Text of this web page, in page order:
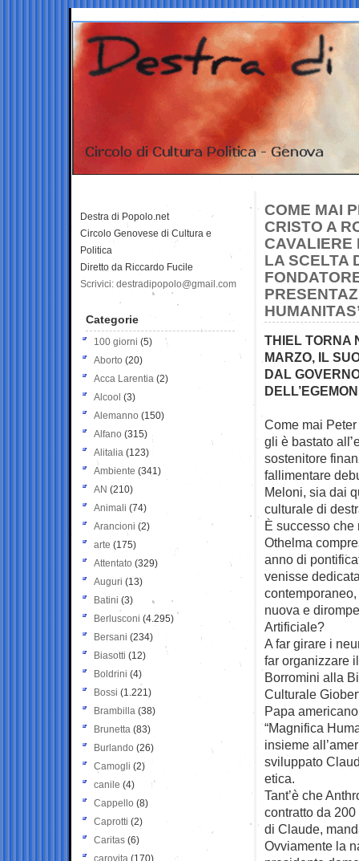
COME MAI
CRISTO A
CAVALIERE
LA SCELTA
THIEL TORNA
MARZO, IL
DAL
Come mai
gli è bastato
sostenitore
fallimentare
Meloni, sia dai
culturale di
È successo che
Othelma
anno di
venisse
nuova e
Artificiale?
A far girare i
far organizzare
Borromini alla
Culturale
Papa
“Magnifica
insieme
sviluppato
etica.
Tant’è che
contratto da
di Claude,
Ovviamente la
Destra di Popolo.net
Circolo Genovese di Cultura e
Politica
Diretto da Riccardo Fucile
Scrivici: destradipopolo@gmail.com
Categorie
100 giorni (5)
Aborto (20)
Acca Larentia (2)
Alcool (3)
Alemanno (150)
Alfano (315)
Alitalia (123)
Ambiente (341)
AN (210)
Animali (74)
Arancioni (2)
arte (175)
Attentato (329)
Auguri (13)
Batini (3)
Berlusconi (4.295)
Bersani (234)
Biasotti (12)
Boldrini (4)
Bossi (1.221)
Brambilla (38)
Brunetta (83)
Burlando (26)
Camogli (2)
canile (4)
Cappello (8)
Caprotti (2)
Caritas (6)
carovita (170)